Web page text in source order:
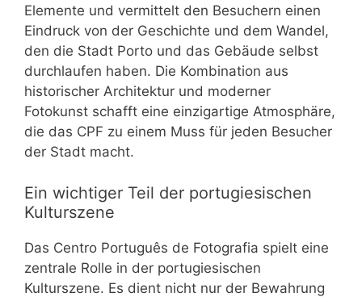
Elemente und vermittelt den Besuchern einen
Eindruck von der Geschichte und dem Wandel,
den die Stadt Porto und das Gebäude selbst
durchlaufen haben. Die Kombination aus
historischer Architektur und moderner
Fotokunst schafft eine einzigartige Atmosphäre,
die das CPF zu einem Muss für jeden Besucher
der Stadt macht.
Ein wichtiger Teil der portugiesischen
Kulturszene
Das Centro Português de Fotografia spielt eine
zentrale Rolle in der portugiesischen
Kulturszene. Es dient nicht nur der Bewahrung